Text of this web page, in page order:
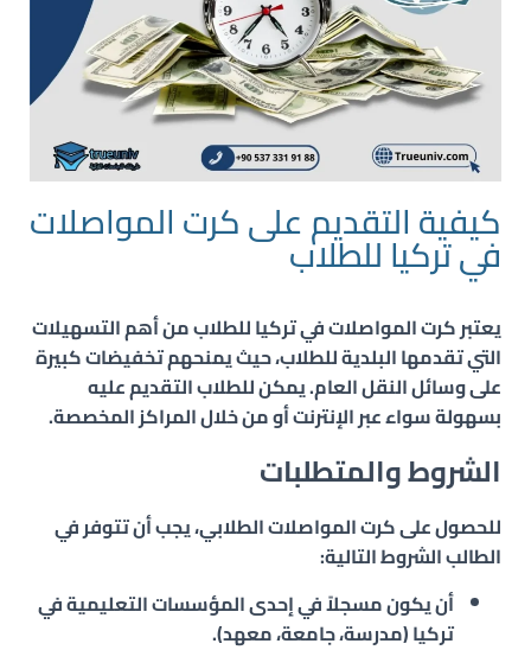
كيفية التقديم على كرت المواصلات
في تركياللطلاب
يعتبركرت المواصلات في تركيا للطلابمن أهم التسهيلات
التي تقدمها البلدية للطلاب، حيث يمنحهم تخفيضات كبيرة
على وسائل النقل العام. يمكن للطلاب التقديم عليه
بسهولة سواء عبر الإنترنت أو من خلال المراكز المخصصة.
الشروط والمتطلبات
للحصول على كرت المواصلات الطلابي، يجب أن تتوفر في
الطالب الشروط التالية:
أن يكونمسجلاً في إحدى المؤسسات التعليمية في
تركيا(مدرسة، جامعة، معهد).